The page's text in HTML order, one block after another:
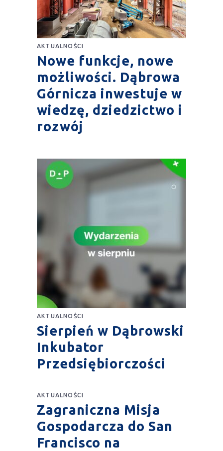
AKTUALNOŚCI
Nowe funkcje, nowe
możliwości. Dąbrowa
Górnicza inwestuje w
wiedzę, dziedzictwo i
rozwój
AKTUALNOŚCI
Sierpień w Dąbrowski
Inkubator
Przedsiębiorczości
AKTUALNOŚCI
Zagraniczna Misja
Gospodarcza do San
Francisco na